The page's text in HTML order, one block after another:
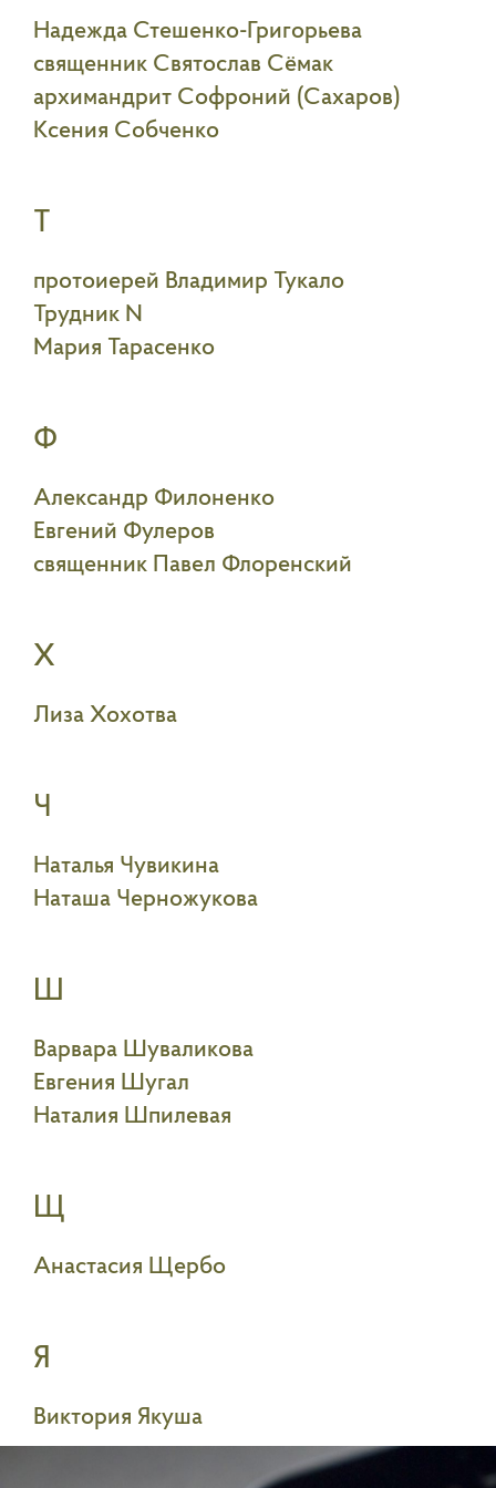
Надежда Стешенко-Григорьева
священник Святослав Сёмак
архимандрит Софроний (Сахаров)
Ксения Собченко
Т
протоиерей Владимир Тукало
Трудник N
Мария Тарасенко
Ф
Александр Филоненко
Евгений Фулеров
священник Павел Флоренский
Х
Лиза Хохотва
Ч
Наталья Чувикина
Наташа Черножукова
Ш
Варвара Шуваликова
Евгения Шугал
Наталия Шпилевая
Щ
Анастасия Щербо
Я
Виктория Якуша